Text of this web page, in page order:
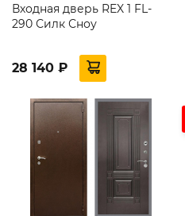
Входная дверь REX 1 FL-
290 Силк Сноу
28 140 ₽